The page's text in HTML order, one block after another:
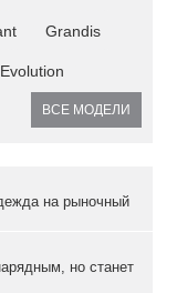
Grandis
ВСЕ МОДЕЛИ
на рыночный
но станет